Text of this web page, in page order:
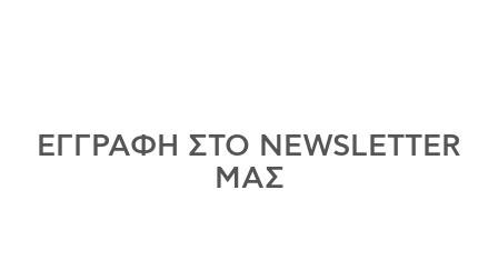
ΕΓΓΡΑΦΗ ΣΤΟ NEWSLETTER
ΜΑΣ